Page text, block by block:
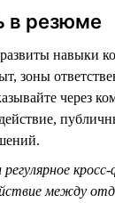
в резюме
навыки
зоны
через
между